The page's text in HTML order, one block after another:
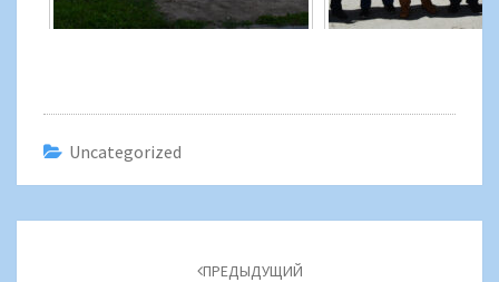
Uncategorized
ПРЕДЫДУЩИЙ